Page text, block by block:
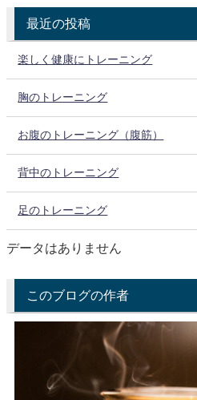
最近の投稿
楽しく健康にトレーニング
胸のトレーニング
お腹のトレーニング（腹筋）
背中のトレーニング
足のトレーニング
データはありません
このブログの作者